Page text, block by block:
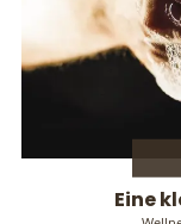
Eine